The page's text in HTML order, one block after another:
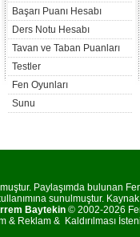
Başarı Puanı Hesabı
Ders Notu Hesabı
Tavan ve Taban Puanları
Testler
Fen Oyunları
Sunu
Paylaşımda bulunan Fen
sunulmuştur.
Baytekin© 2002-2026
& Reklam & Kaldırılması